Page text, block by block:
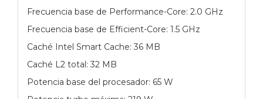
Frecuencia base de Performance-Core: 2.0 GHz
Frecuencia base de Efficient-Core: 1.5 GHz
Caché Intel Smart Cache: 36 MB
Caché L2 total: 32 MB
Potencia base del procesador: 65 W